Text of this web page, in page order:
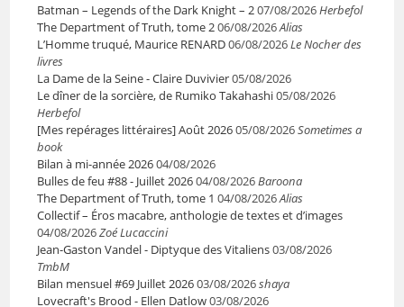
Batman – Legends of the Dark Knight – 207/08/2026Herbefol
The Department of Truth, tome 206/08/2026Alias
L’Homme truqué, Maurice RENARD06/08/2026Le Nocher des
livres
La Dame de la Seine - Claire Duvivier05/08/2026
Le dîner de la sorcière, de Rumiko Takahashi05/08/2026
Herbefol
[Mes repérages littéraires] Août 202605/08/2026Sometimes a
book
Bilan à mi-année 202604/08/2026
Bulles de feu #88 - Juillet 202604/08/2026Baroona
The Department of Truth, tome 1 04/08/2026Alias
Collectif – Éros macabre, anthologie de textes et d’images
04/08/2026Zoé Lucaccini
Jean-Gaston Vandel - Diptyque des Vitaliens03/08/2026
TmbM
Bilan mensuel #69 Juillet 202603/08/2026shaya
Lovecraft's Brood - Ellen Datlow03/08/2026